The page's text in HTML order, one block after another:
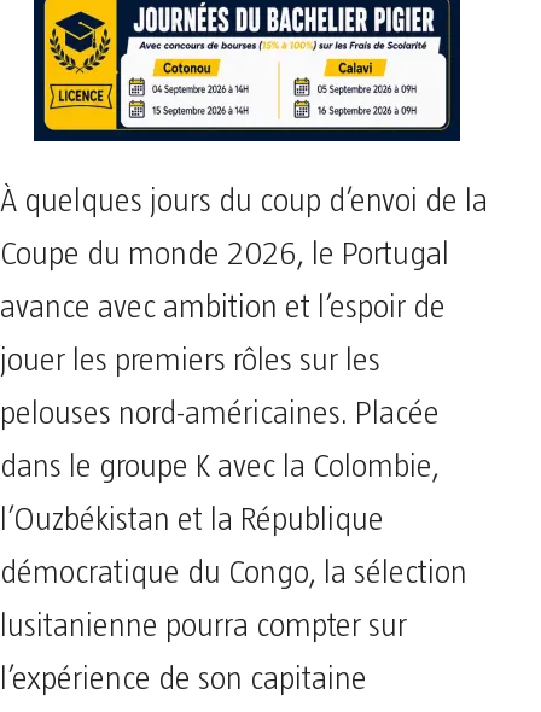
À quelques jours du coup d’envoi de la
Coupe du monde 2026, le Portugal
avance avec ambition et l’espoir de
jouer les premiers rôles sur les
pelouses nord-américaines. Placée
dans le groupe K avec la Colombie,
l’Ouzbékistan et la République
démocratique du Congo, la sélection
lusitanienne pourra compter sur
l’expérience de son capitaine